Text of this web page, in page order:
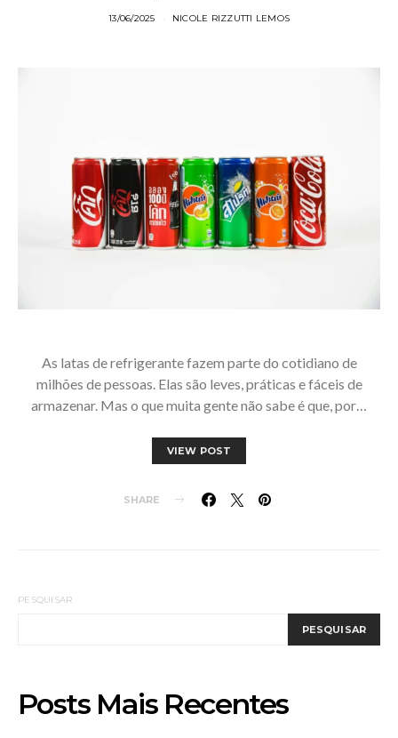
13/06/2025 NICOLE RIZZUTTI LEMOS
As latas de refrigerante fazem parte do cotidiano de
milhões de pessoas. Elas são leves, práticas e fáceis de
armazenar. Mas o que muita gente não sabe é que, por…
VIEW POST
SHARE
PESQUISAR
PESQUISAR
Posts Mais Recentes